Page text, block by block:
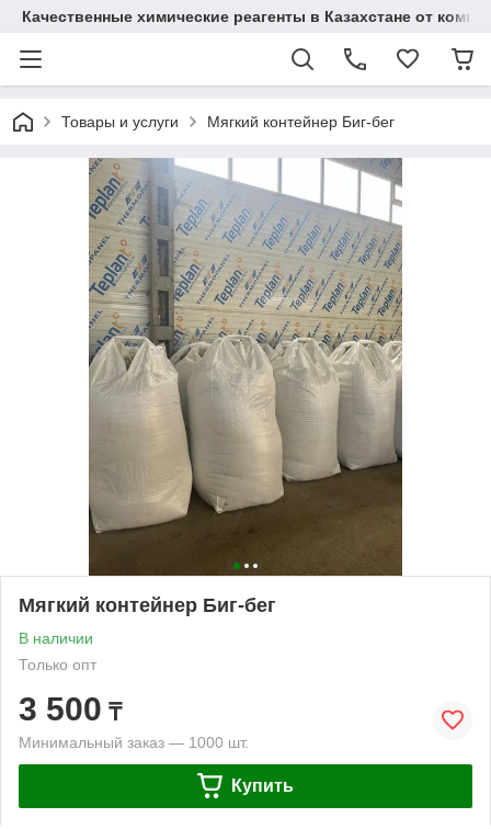
Качественные химические реагенты в Казахстане от
Товары и услуги Мягкий контейнер Биг-бег
Мягкий контейнер Биг-бег
В наличии
Только опт
3 500 ₸
Минимальный заказ — 1000 шт.
Купить